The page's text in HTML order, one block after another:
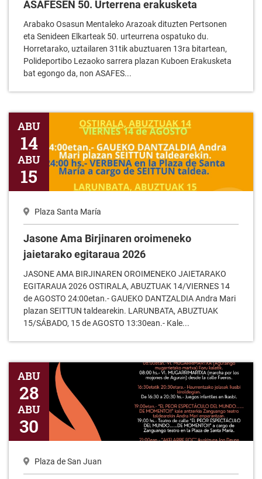
eta Senideen Elkarteak 50. urteurrena ospatuko du.
Horretarako, uztailaren 31tik abuztuaren 13ra bitartean,
Polideportibo Lezaoko sarrera plazan Kuboen Erakusketa
bat egongo da, non ASAFES...
Jasone Ama Birjinaren oroimeneko jaietarako egitaraua 2026
14
ABU
15
jaietarako egitaraua 2026
EGITARAUA 2026 OSTIRALA, ABUZTUAK 14/VIERNES 14
de AGOSTO 24:00etan.- GAUEKO DANTZALDIA Andra Mari
plazan SEITTUN taldearekin. LARUNBATA, ABUZTUAK
15/SÁBADO, 15 de AGOSTO 13:30ean.- Kale...
Lepamostutako Jon deuna 2026
28
ABU
30